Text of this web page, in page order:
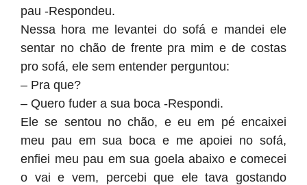
pau -Respondeu.
Nessa hora me levantei do sofá e mandei ele
sentar no chão de frente pra mim e de costas
pro sofá, ele sem entender perguntou:
– Pra que?
– Quero fuder a sua boca -Respondi.
Ele se sentou no chão, e eu em pé encaixei
meu pau em sua boca e me apoiei no sofá,
enfiei meu pau em sua goela abaixo e comecei
o vai e vem, percebi que ele tava gostando